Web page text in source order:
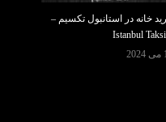
خانه در استانبول تکسیم –
Istanbul